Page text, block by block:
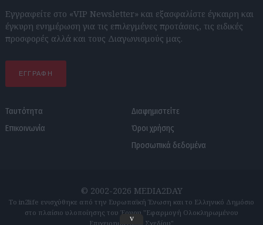
Εγγραφείτε στο «VIP Newsletter» και εξασφαλίστε έγκαιρη και
έγκυρη ενημέρωση για τις επιλεγμένες προτάσεις, τις ειδικές
προσφορές αλλά και τους Διαγωνισμούς μας.
ΕΓΓΡΑΦΗ
Ταυτότητα
Επικοινωνία
Διαφημιστείτε
Όροι χρήσης
Προσωπικά δεδομένα
© 2002-2026 MEDIA2DAY
Το in2life ενισχύθηκε από την Ευρωπαϊκή Ένωση και το Ελληνικό Δημόσιο
στο πλαίσιο υλοποίησης του Έργου "Εφαρμογή Ολοκληρωμένου
Επιχειρηματικού Σχεδίου"
v